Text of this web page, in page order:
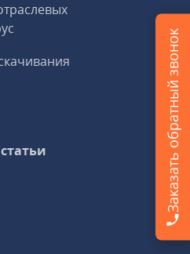
Заказать обратный звонок